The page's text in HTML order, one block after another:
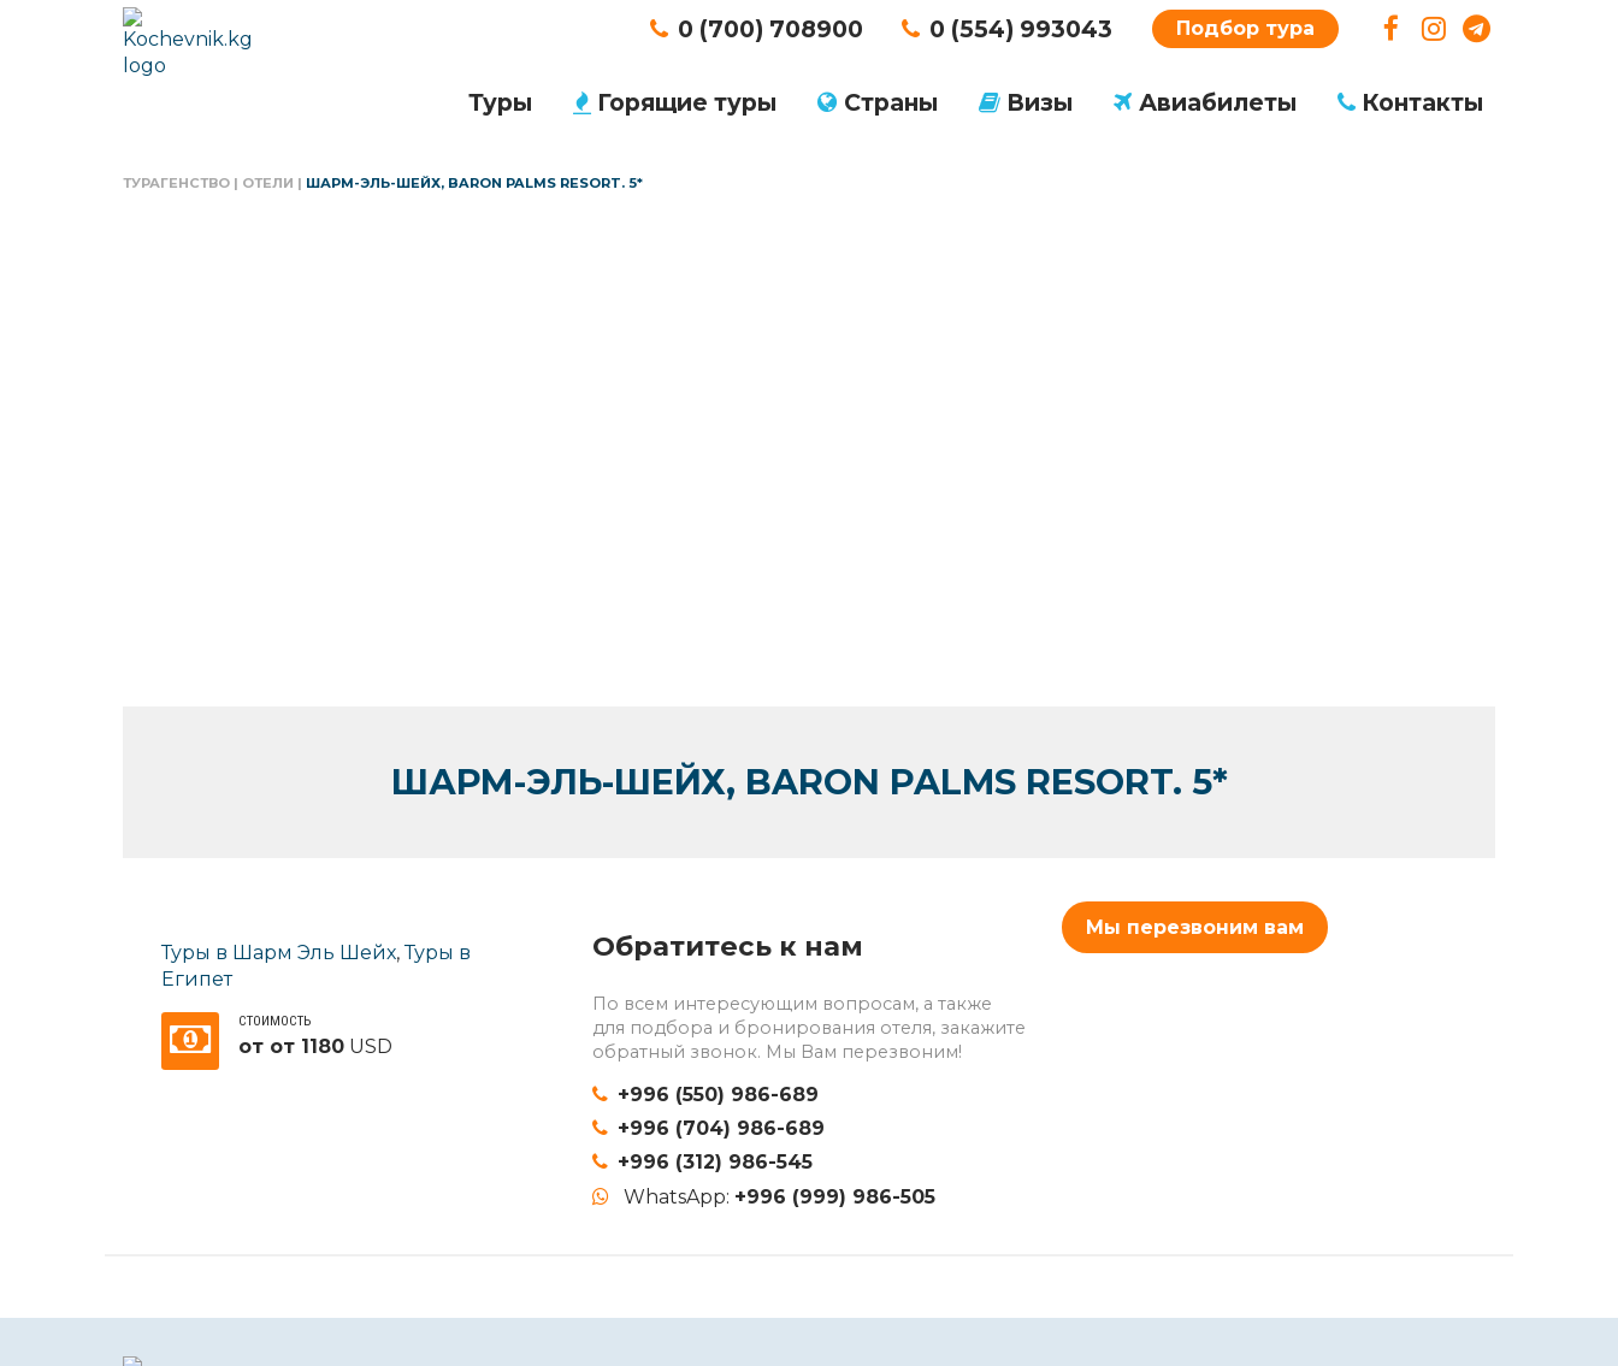
0 (700) 708900 0 (554) 993043 Подбор тура
Туры Горящие туры Страны Визы Авиабилеты Контакты
ТУРАГЕНСТВО | ОТЕЛИ | ШАРМ-ЭЛЬ-ШЕЙХ, BARON PALMS RESORT. 5*
ШАРМ-ЭЛЬ-ШЕЙХ, BARON PALMS RESORT. 5*
Туры в Шарм Эль Шейх,Туры в
Египет
СТОИМОСТЬ
от от 1180 USD
Обратитесь к нам
По всем интересующим вопросам, а также
для подбора и бронирования отеля, закажите
обратный звонок. Мы Вам перезвоним!
+996 (550) 986-689
+996 (704) 986-689
+996 (312) 986-545
WhatsApp: +996 (999) 986-505
Мы перезвоним вам